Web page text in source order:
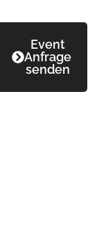
Event
Anfrage
senden